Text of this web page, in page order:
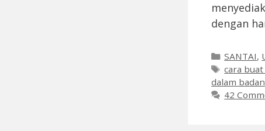
dengan
SANTAI,
Tags
cara
dalam badan
42